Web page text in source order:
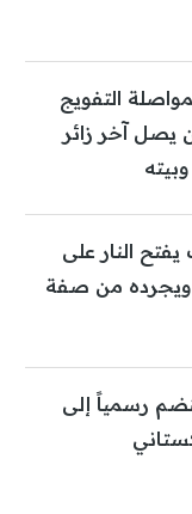
التفويج
يصل آخر زائر
النار على
من صفة
رسمياً إلى